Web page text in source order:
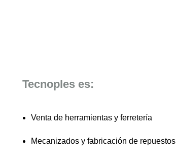
Tecnoples es:
Venta de herramientas y ferretería
Mecanizados y fabricación de repuestos